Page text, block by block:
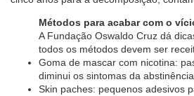
Métodos para acabar com o
A Fundação Oswaldo Cruz dá
todos os métodos devem ser
Goma de mascar com nicotina:
diminui os sintomas da abstinência
Skin paches: pequenos adesivos